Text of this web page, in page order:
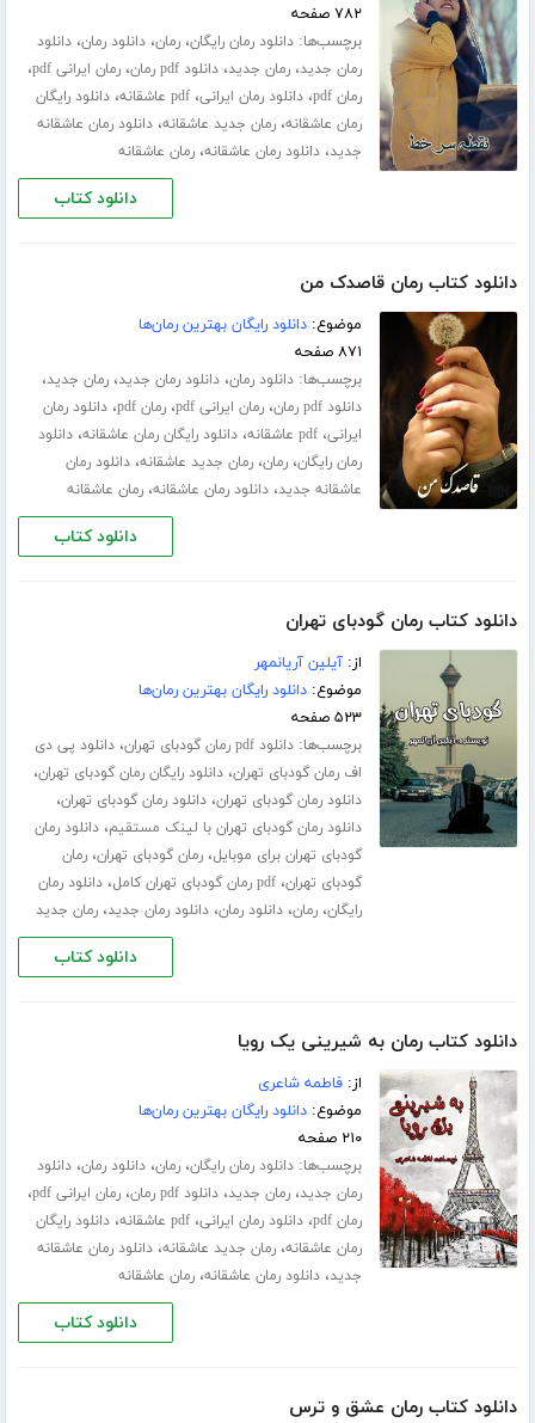
۷۸۲ صفحه
برچسب‌ها:دانلود رمان رایگان،رمان،دانلود رمان،دانلود
رمان جدید،رمان جدید،دانلود pdf رمان ،رمان ایرانی pdf ،
رمان pdf ،دانلود رمان ایرانی،pdf عاشقانه ،دانلود رایگان
رمان عاشقانه،رمان جدید عاشقانه،دانلود رمان عاشقانه
جدید،دانلود رمان عاشقانه،رمان عاشقانه
دانلود کتاب
دانلود کتاب رمان قاصدک من
موضوع:دانلود رایگان بهترین رمان‌ها
۸۷۱ صفحه
برچسب‌ها:دانلود رمان،دانلود رمان جدید،رمان جدید،
دانلود pdf رمان ،رمان ایرانی pdf ،رمان pdf ،دانلود رمان
ایرانی،pdf عاشقانه ،دانلود رایگان رمان عاشقانه،دانلود
رمان رایگان،رمان،رمان جدید عاشقانه،دانلود رمان
عاشقانه جدید،دانلود رمان عاشقانه،رمان عاشقانه
دانلود کتاب
دانلود کتاب رمان گودبای تهران
از:آیلین آریانمهر
موضوع:دانلود رایگان بهترین رمان‌ها
۵۲۳ صفحه
برچسب‌ها:دانلود pdf رمان گودبای تهران ،دانلود پی دی
اف رمان گودبای تهران،دانلود رایگان رمان گودبای تهران،
دانلود رمان گودبای تهران،دانلود رمان گودبای تهران،
دانلود رمان گودبای تهران با لینک مستقیم،دانلود رمان
گودبای تهران برای موبایل،رمان گودبای تهران،رمان
گودبای تهران،pdf رمان گودبای تهران کامل ،دانلود رمان
رایگان،رمان،دانلود رمان،دانلود رمان جدید،رمان جدید
دانلود کتاب
دانلود کتاب رمان به شیرینی یک رویا
از:فاطمه شاعری
موضوع:دانلود رایگان بهترین رمان‌ها
۲۱۰ صفحه
برچسب‌ها:دانلود رمان رایگان،رمان،دانلود رمان،دانلود
رمان جدید،رمان جدید،دانلود pdf رمان ،رمان ایرانی pdf ،
رمان pdf ،دانلود رمان ایرانی،pdf عاشقانه ،دانلود رایگان
رمان عاشقانه،رمان جدید عاشقانه،دانلود رمان عاشقانه
جدید،دانلود رمان عاشقانه،رمان عاشقانه
دانلود کتاب
دانلود کتاب رمان عشق و ترس